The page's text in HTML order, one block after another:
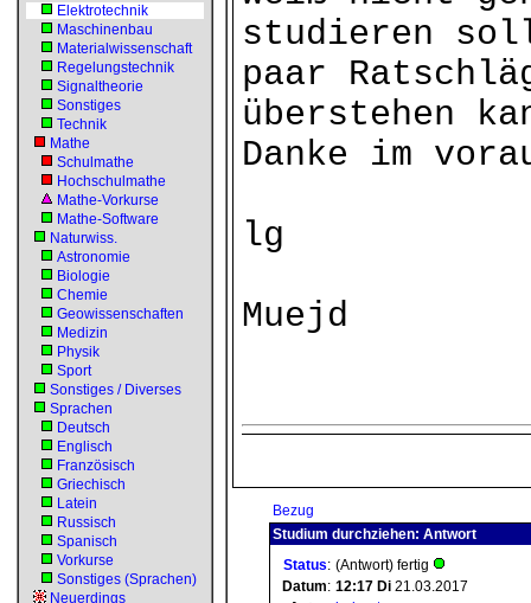
Elektrotechnik
Maschinenbau
Materialwissenschaft
Regelungstechnik
Signaltheorie
Sonstiges
Technik
Mathe
Schulmathe
Hochschulmathe
Mathe-Vorkurse
Mathe-Software
Naturwiss.
Astronomie
Biologie
Chemie
Geowissenschaften
Medizin
Physik
Sport
Sonstiges / Diverses
Sprachen
Deutsch
Englisch
Französisch
Griechisch
Latein
Russisch
Spanisch
Vorkurse
Sonstiges (Sprachen)
Neuerdings
studieren
paar
überstehen
Danke im
lg
Muejd
Bezug
Studium durchziehen: Antwort
Status: (Antwort) fertig
Datum: 12:17 Di 21.03.2017